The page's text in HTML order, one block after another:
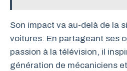
Son impact va au-delà de la
voitures. En partageant ses
passion à la télévision, il
génération de mécaniciens